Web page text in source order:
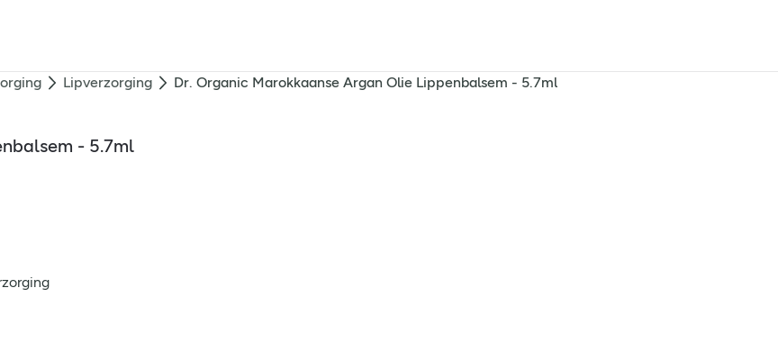
Lipverzorging Dr. Organic Marokkaanse Argan Olie Lippenbalsem - 5.7ml
- 5.7ml